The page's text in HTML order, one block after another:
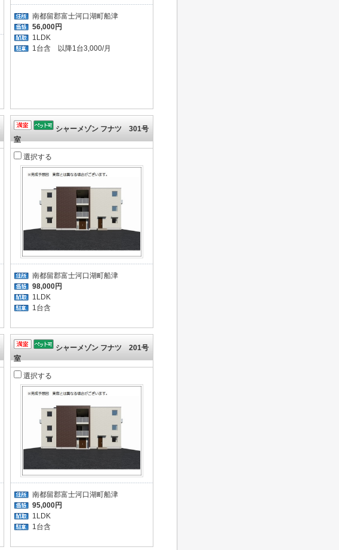
南都留郡富士河口湖町船津
56,000円
1LDK
1台含 以降1台3,000/月
シャーメゾン フナツ 301号
室
選択する
南都留郡富士河口湖町船津
98,000円
1LDK
1台含
シャーメゾン フナツ 201号
室
選択する
南都留郡富士河口湖町船津
95,000円
1LDK
1台含